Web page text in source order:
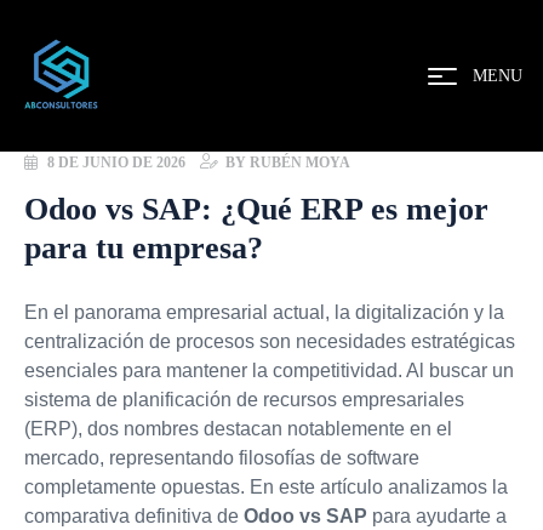
MENU
8 DE JUNIO DE 2026 BY RUBÉN MOYA
Odoo vs SAP: ¿Qué ERP es mejor
para tu empresa?
En el panorama empresarial actual, la digitalización y la
centralización de procesos son necesidades estratégicas
esenciales para mantener la competitividad. Al buscar un
sistema de planificación de recursos empresariales
(ERP), dos nombres destacan notablemente en el
mercado, representando filosofías de software
completamente opuestas. En este artículo analizamos la
comparativa definitiva de Odoo vs SAP para ayudarte a